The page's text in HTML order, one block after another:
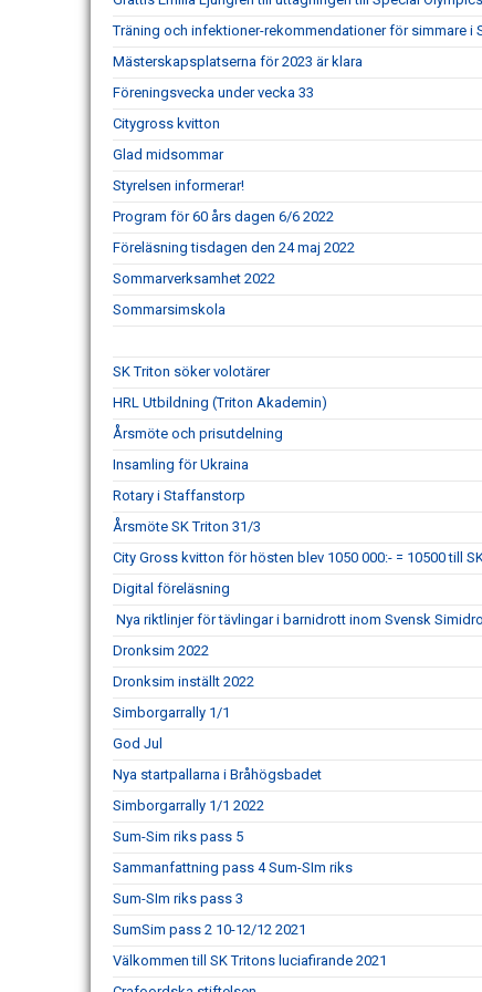
Träning och infektioner-rekommendationer för simmare i
Mästerskapsplatserna för 2023 är klara
Föreningsvecka under vecka 33
Citygross kvitton
Glad midsommar
Styrelsen informerar!
Program för 60 års dagen 6/6 2022
Föreläsning tisdagen den 24 maj 2022
Sommarverksamhet 2022
Sommarsimskola
SK Triton söker volotärer
HRL Utbildning (Triton Akademin)
Årsmöte och prisutdelning
Insamling för Ukraina
Rotary i Staffanstorp
Årsmöte SK Triton 31/3
City Gross kvitton för hösten blev 1050 000:- = 10500 till
Digital föreläsning
Nya riktlinjer för tävlingar i barnidrott inom Svensk
Dronksim 2022
Dronksim inställt 2022
Simborgarrally 1/1
God Jul
Nya startpallarna i Bråhögsbadet
Simborgarrally 1/1 2022
Sum-Sim riks pass 5
Sammanfattning pass 4 Sum-SIm riks
Sum-SIm riks pass 3
SumSim pass 2 10-12/12 2021
Välkommen till SK Tritons luciafirande 2021